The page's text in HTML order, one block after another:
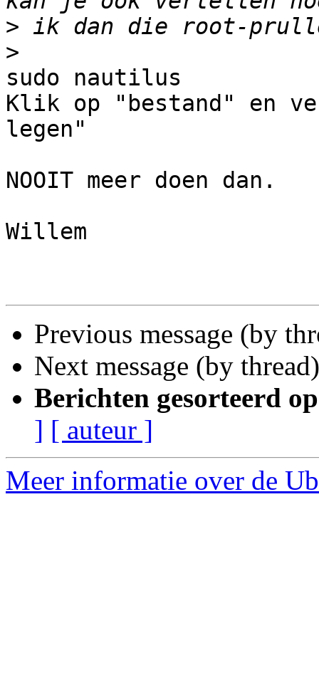
>
>
sudo nautilus
Klik op "bestand" en
legen"
NOOIT meer doen dan.
Willem
Previous message (by
Next message (by
Berichten gesorteerd
] [ auteur ]
Meer informatie over de